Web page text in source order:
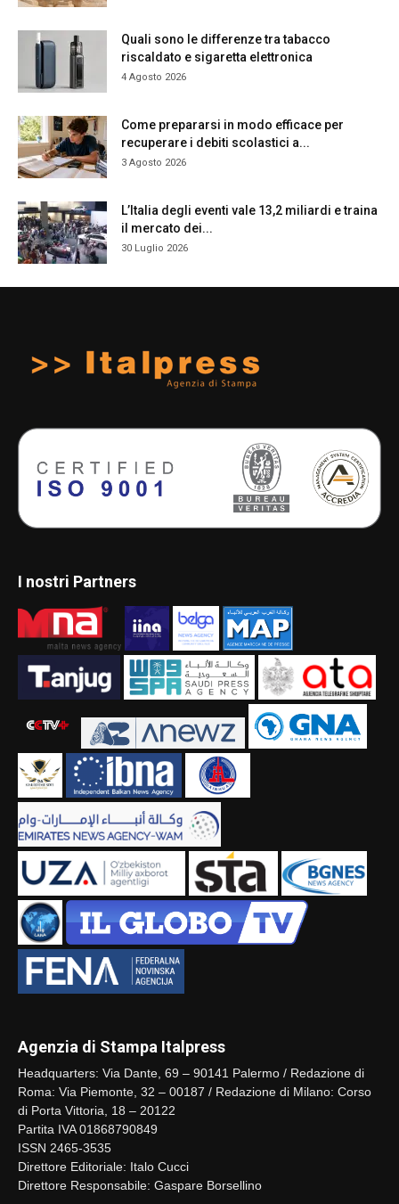
Quali sono le differenze tra tabacco
riscaldato e sigaretta elettronica
4 Agosto 2026
Come prepararsi in modo efficace per
recuperare i debiti scolastici a...
3 Agosto 2026
L’Italia degli eventi vale 13,2 miliardi e traina
il mercato dei...
30 Luglio 2026
I nostri Partners
Agenzia di Stampa Italpress
Headquarters: Via Dante, 69 – 90141 Palermo / Redazione di
Roma: Via Piemonte, 32 – 00187 / Redazione di Milano: Corso
di Porta Vittoria, 18 – 20122
Partita IVA 01868790849
ISSN 2465-3535
Direttore Editoriale: Italo Cucci
Direttore Responsabile: Gaspare Borsellino